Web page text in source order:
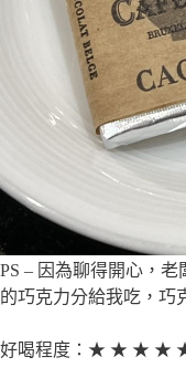
PS – 因為聊得開心，
的巧克力分給我吃，巧
好喝程度：★ ★ ★ ★